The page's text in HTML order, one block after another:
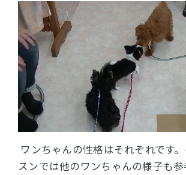
ワンちゃんの性格はそれぞれです
スンでは他のワンちゃんの様子も